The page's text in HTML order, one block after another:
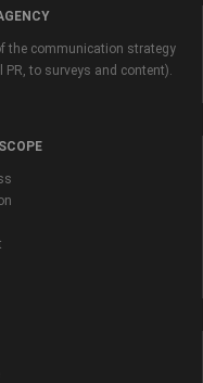
the communication strategy
to surveys and content).